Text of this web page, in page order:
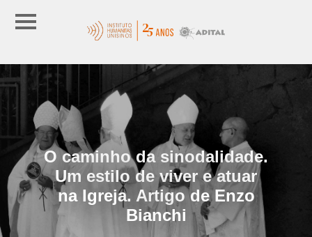
O caminho da sinodalidade.
Um estilo de viver e atuar
na Igreja. Artigo de Enzo
Bianchi